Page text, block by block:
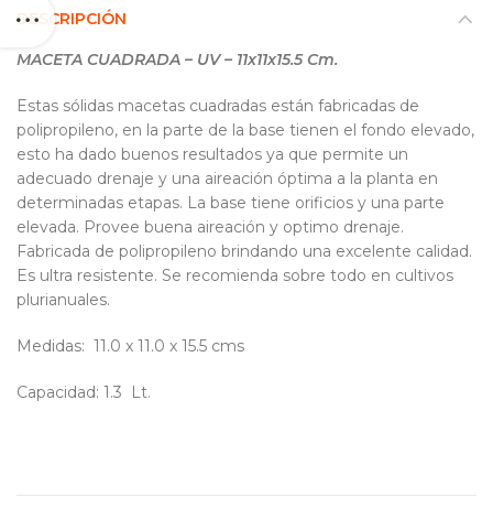
DESCRIPCIÓN
MACETA CUADRADA – UV – 11x11x15.5 Cm.
Estas sólidas macetas cuadradas están fabricadas de
polipropileno, en la parte de la base tienen el fondo elevado,
esto ha dado buenos resultados ya que permite un
adecuado drenaje y una aireación óptima a la planta en
determinadas etapas. La base tiene orificios y una parte
elevada. Provee buena aireación y optimo drenaje.
Fabricada de polipropileno brindando una excelente calidad.
Es ultra resistente. Se recomienda sobre todo en cultivos
plurianuales.
Medidas: 11.0 x 11.0 x 15.5 cms
Capacidad: 1.3 Lt.